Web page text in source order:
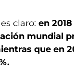
claro: en
mundial
que en